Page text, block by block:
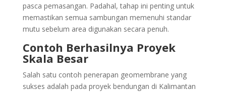
pasca pemasangan. Padahal, tahap ini penting untuk
memastikan semua sambungan memenuhi standar
mutu sebelum area digunakan secara penuh.
Contoh Berhasilnya Proyek
Skala Besar
Salah satu contoh penerapan geomembrane yang
sukses adalah pada proyek bendungan di Kalimantan